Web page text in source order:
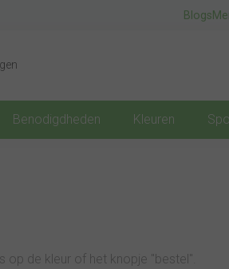
Blogs
Benodigdheden Kleuren
op de kleur of het knopje "bestel".